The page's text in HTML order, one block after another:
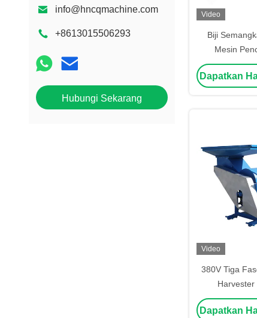
info@hncqmachine.com
+8613015506293
Hubungi Sekarang
Video
Biji
Mesin
Dapatkan
Video
380V Tiga
Harvester
Pemisahan
Semangka
Dapatkan